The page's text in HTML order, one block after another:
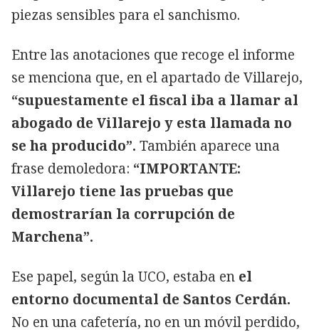
piezas sensibles para el sanchismo.
Entre las anotaciones que recoge el informe
se menciona que, en el apartado de Villarejo,
“supuestamente el fiscal iba a llamar al
abogado de Villarejo y esta llamada no
se ha producido”. También aparece una
frase demoledora: “IMPORTANTE:
Villarejo tiene las pruebas que
demostrarían la corrupción de
Marchena”.
Ese papel, según la UCO, estaba en el
entorno documental de Santos Cerdán.
No en una cafetería, no en un móvil perdido,